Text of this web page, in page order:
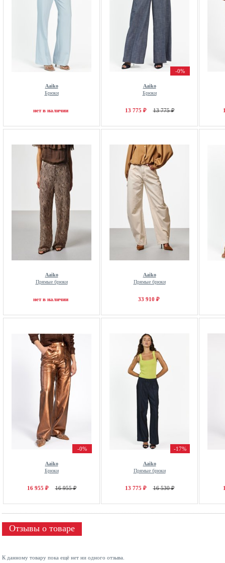
Aaiko
Брюки
нет в наличии
-0%
Aaiko
Брюки
13 775 ₽ 13 775 ₽
Aaiko
Прямые брюки
нет в наличии
Aaiko
Прямые брюки
33 910 ₽
-0%
Aaiko
Брюки
16 955 ₽ 16 955 ₽
-17%
Aaiko
Прямые брюки
13 775 ₽ 16 530 ₽
Отзывы о товаре
К данному товару пока ещё нет ни одного отзыва.